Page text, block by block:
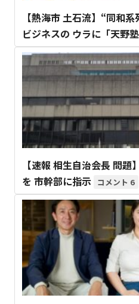
【熱海市 土石流】“同和
ビジネスの ウラに「天野塾
【速報 相生自治会長 問
を 市幹部に指示
6